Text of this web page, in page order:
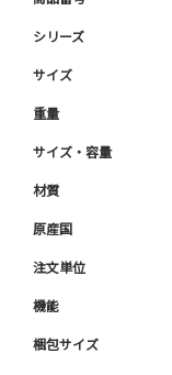
シリーズ
サイズ
重量
サイズ・容量
材質
原産国
注文単位
機能
梱包サイズ